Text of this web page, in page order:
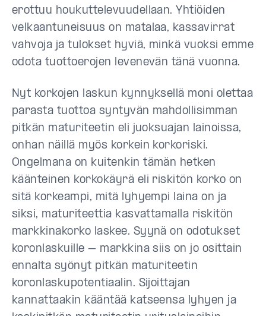
erottuu houkuttelevuudellaan. Yhtiöiden
velkaantuneisuus on matalaa, kassavirrat
vahvoja ja tulokset hyviä, minkä vuoksi emme
odota tuottoerojen levenevän tänä vuonna.
Nyt korkojen laskun kynnyksellä moni olettaa
parasta tuottoa syntyvän mahdollisimman
pitkän maturiteetin eli juoksuajan lainoissa,
onhan näillä myös korkein korkoriski.
Ongelmana on kuitenkin tämän hetken
käänteinen korkokäyrä eli riskitön korko on
sitä korkeampi, mitä lyhyempi laina on ja
siksi, maturiteettia kasvattamalla riskitön
markkinakorko laskee. Syynä on odotukset
koronlaskuille – markkina siis on jo osittain
ennalta syönyt pitkän maturiteetin
koronlaskupotentiaalin. Sijoittajan
kannattaakin kääntää katseensa lyhyen ja